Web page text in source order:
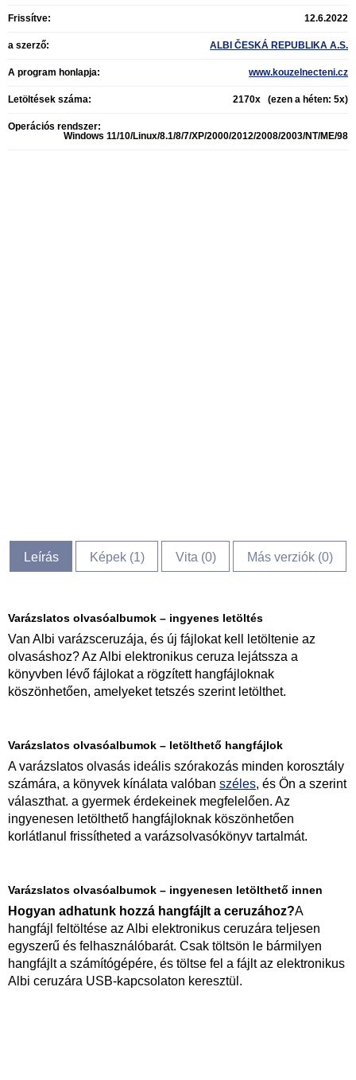
Frissítve: 12.6.2022
a szerző: ALBI ČESKÁ REPUBLIKA A.S.
A program honlapja: www.kouzelnecteni.cz
Letöltések száma: 2170x (ezen a héten: 5x)
Operációs rendszer:
Windows 11/10/Linux/8.1/8/7/XP/2000/2012/2008/2003/NT/ME/98
Leírás Képek (1) Vita (0) Más verziók (0)
Varázslatos olvasóalbumok – ingyenes letöltés
Van Albi varázsceruzája, és új fájlokat kell letöltenie az
olvasáshoz? Az Albi elektronikus ceruza lejátssza a
könyvben lévő fájlokat a rögzített hangfájloknak
köszönhetően, amelyeket tetszés szerint letölthet.
Varázslatos olvasóalbumok – letölthető hangfájlok
A varázslatos olvasás ideális szórakozás minden korosztály
számára, a könyvek kínálata valóban széles, és Ön a szerint
választhat. a gyermek érdekeinek megfelelően. Az
ingyenesen letölthető hangfájloknak köszönhetően
korlátlanul frissítheted a varázsolvasókönyv tartalmát.
Varázslatos olvasóalbumok – ingyenesen letölthető innen
Hogyan adhatunk hozzá hangfájlt a ceruzához?A
hangfájl feltöltése az Albi elektronikus ceruzára teljesen
egyszerű és felhasználóbarát. Csak töltsön le bármilyen
hangfájlt a számítógépére, és töltse fel a fájlt az elektronikus
Albi ceruzára USB-kapcsolaton keresztül.